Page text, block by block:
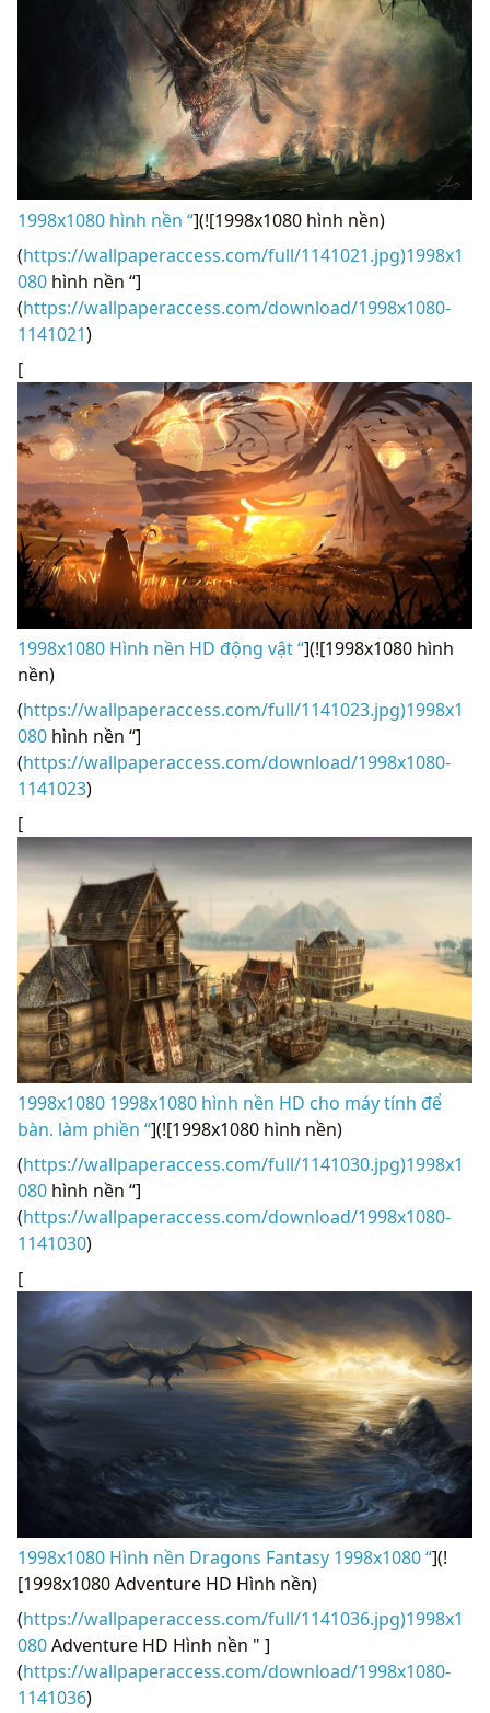
1998x1080 hình nền “](![1998x1080 hình nền)
(https://wallpaperaccess.com/full/1141021.jpg)1998x1
080 hình nền “]
(https://wallpaperaccess.com/download/1998x1080-
1141021)
[
1998x1080 Hình nền HD động vật “](![1998x1080 hình
nền)
(https://wallpaperaccess.com/full/1141023.jpg)1998x1
080 hình nền “]
(https://wallpaperaccess.com/download/1998x1080-
1141023)
[
1998x1080 1998x1080 hình nền HD cho máy tính để
bàn. làm phiền “](![1998x1080 hình nền)
(https://wallpaperaccess.com/full/1141030.jpg)1998x1
080 hình nền “]
(https://wallpaperaccess.com/download/1998x1080-
1141030)
[
1998x1080 Hình nền Dragons Fantasy 1998x1080 “](!
[1998x1080 Adventure HD Hình nền)
(https://wallpaperaccess.com/full/1141036.jpg)1998x1
080Adventure HD Hình nền " ]
(https://wallpaperaccess.com/download/1998x1080-
1141036)